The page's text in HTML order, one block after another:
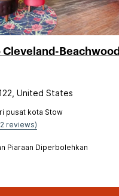
Cleveland-Beachwood
United States
pusat kota Stow
reviews)
Piaraan Diperbolehkan